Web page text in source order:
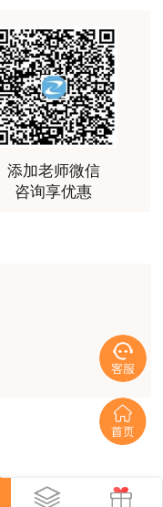
格（初级、中
取人员名单.xls
格（初级、中
领取人员名单.xls
专业技术人员职
和社会保障局网
琦两位老师的课
助我通过了该门考
添加老师微信
咨询享优惠